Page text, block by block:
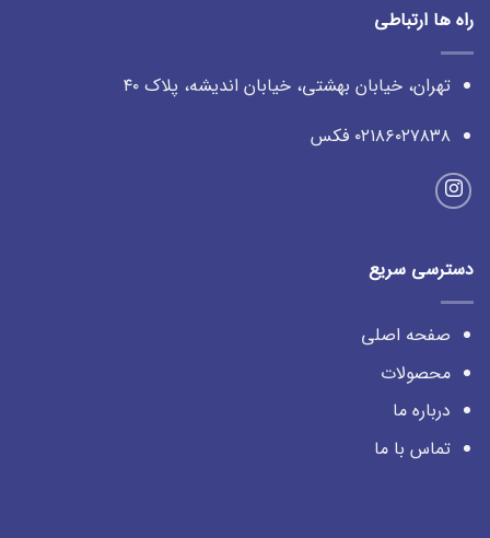
راه ها ارتباطی
تهران، خیابان بهشتی، خیابان اندیشه، پلاک ۴۰
۰۲۱۸۶۰۲۷۸۳۸ فکس
دسترسی سریع
صفحه اصلی
محصولات
درباره ما
تماس با ما